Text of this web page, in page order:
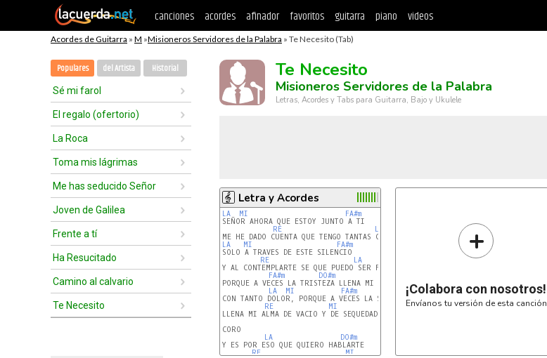
canciones acordes afinador favoritos guitarra piano videos
Acordes de Guitarra » M »Misioneros Servidores de la Palabra » Te Necesito (Tab)
Populares del Artista Historial
Sé mi farol
El regalo (ofertorio)
La Roca
Toma mis lágrimas
Me has seducido Señor
Joven de Galilea
Frente a tí
Ha Resucitado
Camino al calvario
Te Necesito
Te Necesito
Misioneros Servidores de la Palabra
Letras, Acordes y Tabs para Guitarra, Bajo y Ukulele
Letra y Acordes
LA MI
FA#m
SEÑOR AHORA QUE ESTOY JUNTO A TI
RE
LA
LA
MI
FA#m
SOLO A TRAVES DE ESTE SILENCIO
RE
LA
Y AL CONTEMPLARTE SE QUE PUEDO SER FELIZ
FA#m
DO#m
PORQUE A VECES LA TRISTEZA LLENA MI VIDA
LA
MI FA#m
CON TANTO DOLOR, PORQUE A VECES LA SOLEDAD
RE
MI
LLENA MI ALMA DE VACIO Y DE SEQUEDAD
CORO
LA
DO#m
Y ES POR ESO QUE QUIERO HABLARTE
RE
MI
+
¡Colabora con nosotros!
Envíanos tu versión de esta canción